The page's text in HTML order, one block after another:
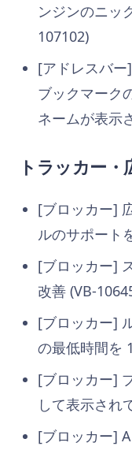
ンジンのニッ
107102)
[アドレスバ
ブックマーク
ネームが表示
トラッカー
[ブロッカー]
ルのサポート
[ブロッカー]
改善 (VB-
[ブロッカー]
の最低時間を
[ブロッカー]
して表示され
[ブロッカー]